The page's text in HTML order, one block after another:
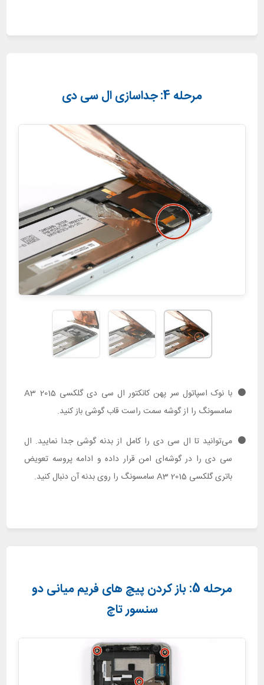
مرحله 4: جداسازی ال سی دی
با نوک اسپاتول سر پهن کانکتور ال سی دی گلکسی A3 2015
سامسونگ را از گوشه سمت راست قاب گوشی باز کنید.
می‌توانید تا ال سی دی را کامل از بدنه گوشی جدا نمایید. ال
سی دی را در گوشه‌ای امن قرار داده و ادامه پروسه تعویض
باتری گلکسی A3 2015 سامسونگ را روی بدنه آن دنبال کنید.
مرحله 5: باز کردن پیچ های فریم میانی دو
سنسور تاچ